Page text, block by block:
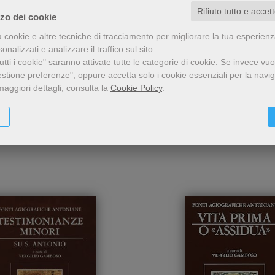
dei cookie
Rifiuto tutto e
cookie e altre tecniche di tracciamento per migliorare la tua
e analizzare il traffico sul sito.
i cookie" saranno attivate tutte le categorie di cookie. Se invece
preferenze", oppure accetta solo i cookie essenziali per la
dettagli, consulta la Cookie Policy.
Un'analisi dell'identità
umana e spirituale del
inserita nel contesto
storico in cui visse,
in rapporto alla
realtà ecclesiale e al
francescano cui
aderito con slancio
di Padova
Vergilio Gamboso
-
Agile biografia del Santo
portoghese
Vida de Santo
Vergilio Gamboso